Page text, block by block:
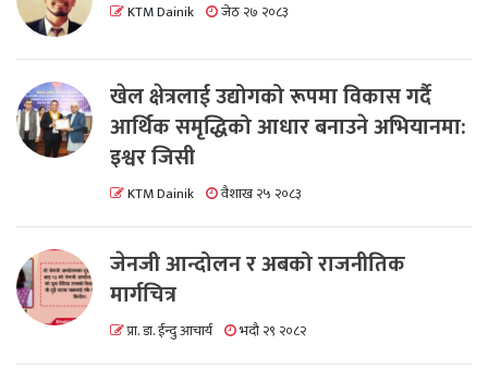
KTM Dainik जेठ २७ २०८३
खेल क्षेत्रलाई उद्योगको रूपमा विकास गर्दै
आर्थिक समृद्धिको आधार बनाउने अभियानमा:
इश्वर जिसी
KTM Dainik वैशाख २५ २०८३
जेनजी आन्दोलन र अबको राजनीतिक
मार्गचित्र
प्रा. डा. ईन्दु आचार्य भदौ २९ २०८२